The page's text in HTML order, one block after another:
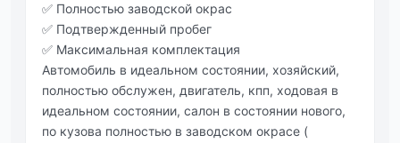
✅ Полностью заводской окрас
✅ Подтвержденный пробег
✅ Максимальная комплектация
Автомобиль в идеальном состоянии, хозяйский,
полностью обслужен, двигатель, кпп, ходовая в
идеальном состоянии, салон в состоянии нового,
по кузова полностью в заводском окрасе (